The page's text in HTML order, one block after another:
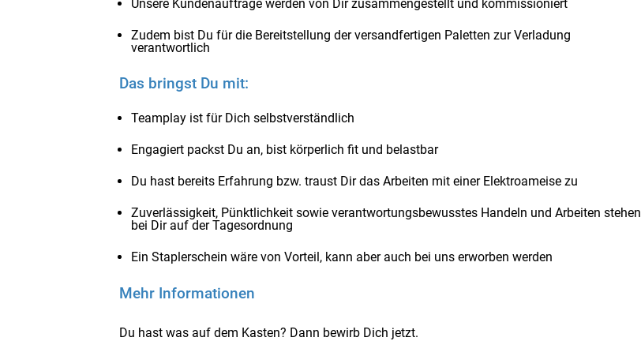
Unsere Kundenaufträge werden von Dir zusammengestellt und kommissioniert
Zudem bist Du für die Bereitstellung der versandfertigen Paletten zur Verladung
verantwortlich
Das bringst Du mit:
Teamplay ist für Dich selbstverständlich
Engagiert packst Du an, bist körperlich fit und belastbar
Du hast bereits Erfahrung bzw. traust Dir das Arbeiten mit einer Elektroameise zu
Zuverlässigkeit, Pünktlichkeit sowie verantwortungsbewusstes Handeln und Arbeiten stehen
bei Dir auf der Tagesordnung
Ein Staplerschein wäre von Vorteil, kann aber auch bei uns erworben werden
Mehr Informationen
Du hast was auf dem Kasten? Dann bewirb Dich jetzt.